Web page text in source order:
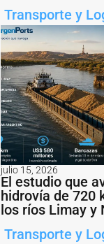
Transporte y
julio 15, 2026
El estudio que
hidrovía de 720
los ríos Limay y
Transporte y